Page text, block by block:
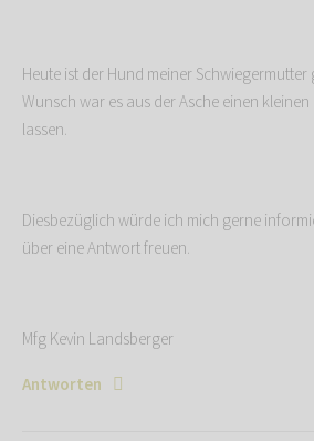
Heute ist der Hund meiner
Wunsch war es aus der Asche einen
lassen.
Diesbezüglich würde ich mich gerne
über eine Antwort freuen.
Mfg Kevin Landsberger
Antworten